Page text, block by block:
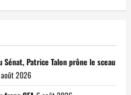
Patrice Talon prône le sceau
2026